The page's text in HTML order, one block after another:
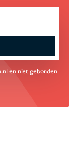
en niet gebonden